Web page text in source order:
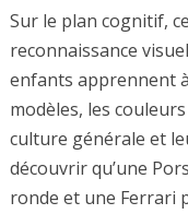
Sur le plan cognitif,
reconnaissance
enfants apprennent
modèles, les
culture générale et
découvrir qu’une
ronde et une Ferrari